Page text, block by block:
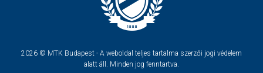
2026 © MTK Budapest - A weboldal teljes tartalma szerzői jogi védelem
alatt áll. Minden jog fenntartva.